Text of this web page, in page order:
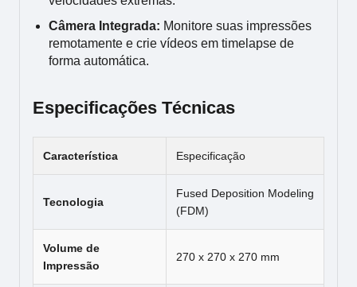
Câmera Integrada: Monitore suas impressões
remotamente e crie vídeos em timelapse de
forma automática.
Especificações Técnicas
Característica Especificação
Tecnologia
Fused Deposition Modeling
(FDM)
Volume de
Impressão
270 x 270 x 270 mm